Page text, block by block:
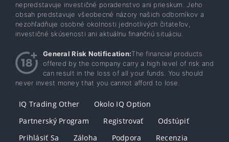
nepredstavuje investičné poradenstvo ani prieskum. Jeho
obsah predstavuje všeobecné názory našich odborníkov a
nezohľadňuje osobné okolnosti jednotlivých čitateľov,
investičné skúsenosti ani aktuálnu finančnú situáciu.
General Risk Notification:The financial products
offered by the company carry a high level of risk and
can result in the loss of all your funds. You should
never invest money that you cannot afford to lose.
IQ Trading Other
Okolo IQ Option
Partnerský Program
Registrovať
Odstúpiť
Prihlásiť Sa
Záloha Podpora Recenzia